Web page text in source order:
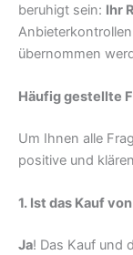
beruhigt sein: Ihr
übernommen
Häufig gestellte
Um Ihnen alle
positive und
1. Ist das Kauf
Ja! Das Kauf und